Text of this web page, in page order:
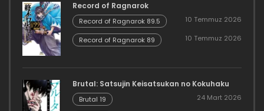
Record of Ragnarok
Record of Ragnarok 89.5 10 Temmuz 2026
Record of Ragnarok 89 10 Temmuz 2026
Brutal: Satsujin Keisatsukan no Kokuhaku
Brutal 19 24 Mart 2026